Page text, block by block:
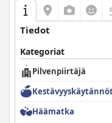
Tiedot
Kategoriat
Pilvenpiirtäjä
Häämatka